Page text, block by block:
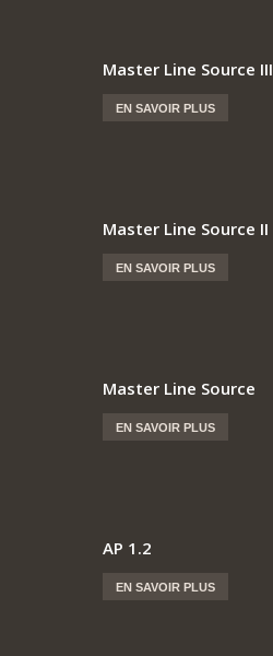
Master Line Source III
EN SAVOIR PLUS
Master Line Source II
EN SAVOIR PLUS
Master Line Source
EN SAVOIR PLUS
AP 1.2
EN SAVOIR PLUS